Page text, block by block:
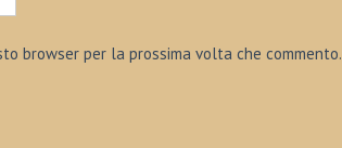
browser per la prossima volta che commento.